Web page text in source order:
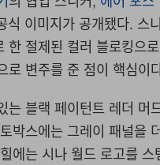
식 이미지가 공개됐다. 스
한 절제된 컬러 블로킹으
로 변주를 준 점이 핵심이
는 블랙 페이턴트 레더 머
박스에는 그레이 패널을
에는 시나 월드 로고를 스